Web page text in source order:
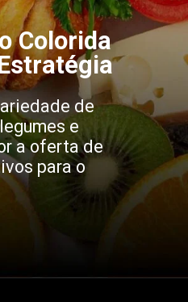
de
e
a oferta de
para o
Colorida